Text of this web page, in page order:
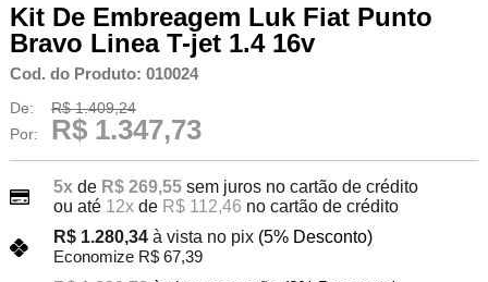
Kit De Embreagem Luk Fiat Punto
Bravo Linea T-jet 1.4 16v
Cod. do Produto: 010024
De:
R$ 1.409,24
Por:
R$ 1.347,73
5xde R$ 269,55 sem juros no cartão de crédito
ou até 12xde R$ 112,46 no cartão de crédito
R$ 1.280,34 à vista no pix (5% Desconto)
Economize R$ 67,39